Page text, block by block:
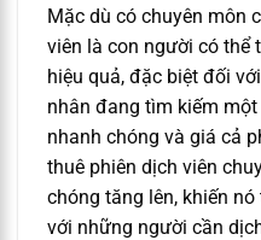
Mặc dù có chuyên môn
viên là con người có thể
hiệu quả, đặc biệt đối
nhân đang tìm kiếm một
nhanh chóng và giá cả
thuê phiên dịch viên
chóng tăng lên, khiến
với những người cần